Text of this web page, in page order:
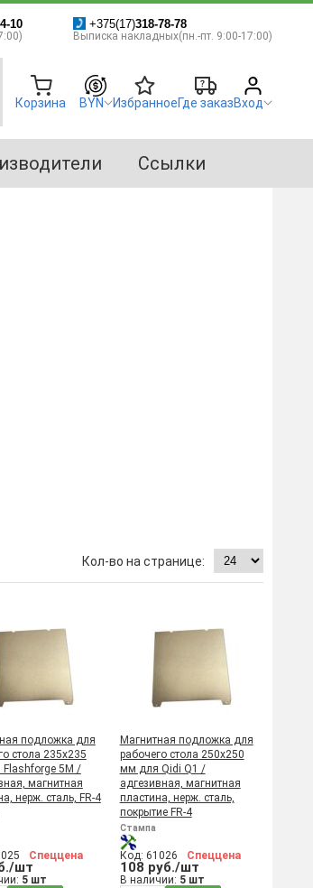
10 +375(17)318-78-78
Выписка накладных(пн.-пт. 9:00-17:00)
Корзина BYN ИзбранноеГде заказВход
Ссылки
подложка для
стола 235х235
5M /
магнитная
нерж. сталь, FR-4
Спеццена
шт
5 шт
Магнитная подложка для
рабочего стола 250x250
мм для Qidi Q1 /
адгезивная, магнитная
пластина, нерж. сталь,
покрытие FR-4
Стампа
Код: 61026 Спеццена
108 руб./шт
В наличии: 5 шт